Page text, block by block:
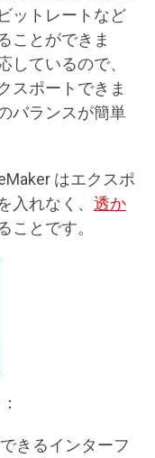
ットレートなど
ことができま
しているので、
スポートできま
バランスが簡単
はエクスポ
入れなく、 透か
ことです。
きるインターフ